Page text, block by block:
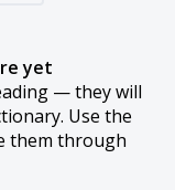
yet
— they will
Use the
them through